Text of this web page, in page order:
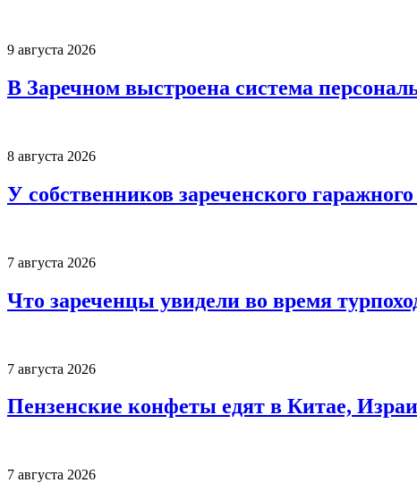
9 августа 2026
В Заречном выстроена система
8 августа 2026
У собственников зареченского
7 августа 2026
Что зареченцы увидели во время
7 августа 2026
Пензенские конфеты едят в Китае,
7 августа 2026